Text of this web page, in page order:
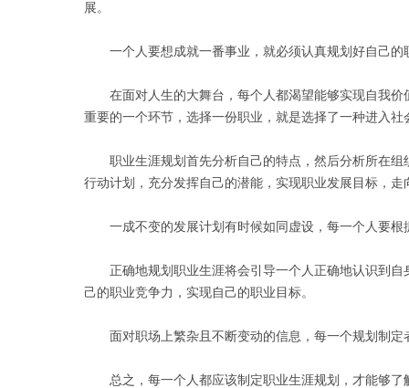
展。
一个人要想成就一番事业，就必须认真规划好自己的
在面对人生的大舞台，每个人都渴望能够实现自我价
重要的一个环节，选择一份职业，就是选择了一种进入
职业生涯规划首先分析自己的特点，然后分析所在组
行动计划，充分发挥自己的潜能，实现职业发展目标，走
一成不变的发展计划有时候如同虚设，每一个人要根
正确地规划职业生涯将会引导一个人正确地认识到自
己的职业竞争力，实现自己的职业目标。
面对职场上繁杂且不断变动的信息，每一个规划制定
总之，每一个人都应该制定职业生涯规划，才能够了